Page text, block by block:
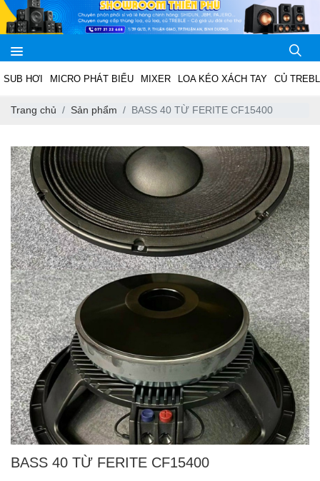
SUB HƠI MICRO PHÁT BIỂU MIXER LOA KÉO XÁCH TAY CỦ
Trang chủ Sản phẩm BASS 40 TỪ FERITE CF15400
BASS 40 TỪ FERITE CF15400